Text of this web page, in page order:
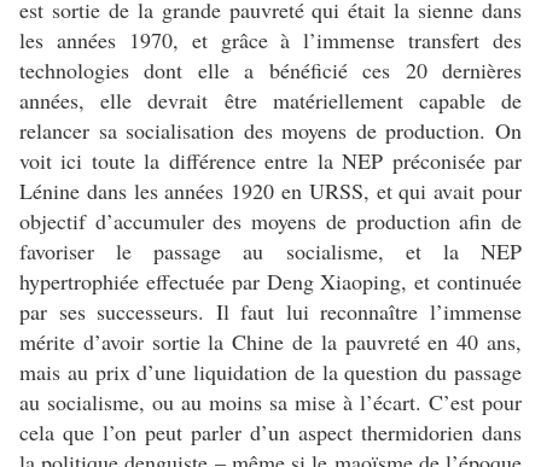
est sortie de la grande pauvreté qui était la sienne dans
les années 1970, et grâce à l’immense transfert des
technologies dont elle a bénéficié ces 20 dernières
années, elle devrait être matériellement capable de
relancer sa socialisation des moyens de production. On
voit ici toute la différence entre la NEP préconisée par
Lénine dans les années 1920 en URSS, et qui avait pour
objectif d’accumuler des moyens de production afin de
favoriser le passage au socialisme, et la NEP
hypertrophiée effectuée par Deng Xiaoping, et continuée
par ses successeurs. Il faut lui reconnaître l’immense
mérite d’avoir sortie la Chine de la pauvreté en 40 ans,
mais au prix d’une liquidation de la question du passage
au socialisme, ou au moins sa mise à l’écart. C’est pour
cela que l’on peut parler d’un aspect thermidorien dans